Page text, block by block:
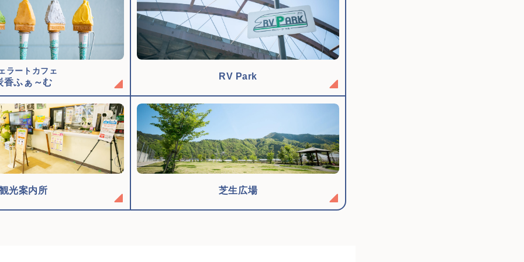
ラートカフェ
香ふぁ～む
RV Park
光案内所 芝生広場